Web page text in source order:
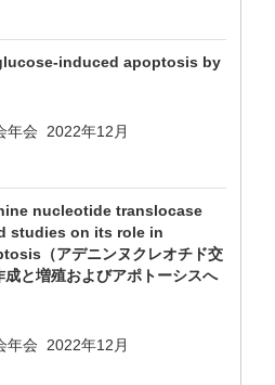
induced apoptosis by
年会 2022年12月
nucleotide translocase
studies on its role in
（アデニンヌクレオチド交
と増殖およびアポトーシスへ
年会 2022年12月